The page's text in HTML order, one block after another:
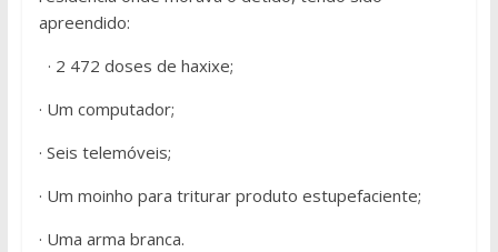
apreendido:
· 2 472 doses de haxixe;
· Um computador;
· Seis telemóveis;
· Um moinho para triturar produto estupefaciente;
· Uma arma branca.